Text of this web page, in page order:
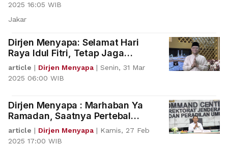
2025 16:05 WIB
Jakar
Dirjen Menyapa: Selamat Hari
Raya Idul Fitri, Tetap Jaga
Kesucian Hati
article | Dirjen Menyapa | Senin, 31 Mar
2025 06:00 WIB
Dirjen Menyapa : Marhaban Ya
Ramadan, Saatnya Pertebal
Integritas
article | Dirjen Menyapa | Kamis, 27 Feb
2025 17:00 WIB